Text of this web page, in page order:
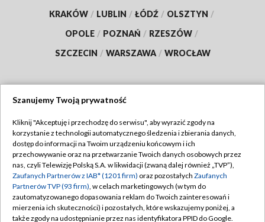
KRAKÓW / LUBLIN / ŁÓDŹ / OLSZTYN /
OPOLE / POZNAŃ / RZESZÓW /
SZCZECIN / WARSZAWA / WROCŁAW
TVP
Abonament TVP
Emisja w TVP
Centrum informacji TVP
Naziemna Telewizja Cyfrowa
Regulamin TVP
Polityka prywatności
Moje zgody
Pomoc
Szanujemy Twoją prywatność
Kliknij "Akceptuję i przechodzę do serwisu", aby wyrazić zgody na
korzystanie z technologii automatycznego śledzenia i zbierania danych,
dostęp do informacji na Twoim urządzeniu końcowym i ich
przechowywanie oraz na przetwarzanie Twoich danych osobowych przez
nas, czyli Telewizję Polską S.A. w likwidacji (zwaną dalej również „TVP”),
Zaufanych Partnerów z IAB* (1201 firm) oraz pozostałych Zaufanych
Partnerów TVP (93 firm), w celach marketingowych (w tym do
zautomatyzowanego dopasowania reklam do Twoich zainteresowań i
mierzenia ich skuteczności) i pozostałych, które wskazujemy poniżej, a
także zgody na udostępnianie przez nas identyfikatora PPID do Google.